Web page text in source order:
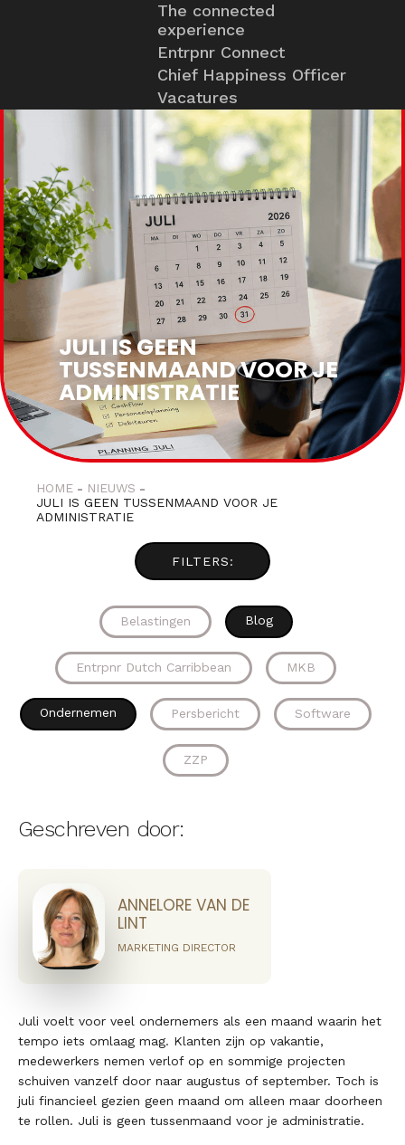
The connected
experience
Entrpnr Connect
Chief Happiness Officer
Vacatures
JULI IS GEEN
TUSSENMAAND VOOR JE
ADMINISTRATIE
HOME
NIEUWS
JULI IS GEEN TUSSENMAAND VOOR JE
ADMINISTRATIE
Belastingen Blog
Entrpnr Dutch Carribbean MKB
Ondernemen Persbericht Software
ZZP
Geschreven door:
ANNELORE VAN DE
LINT
MARKETING DIRECTOR
Juli voelt voor veel ondernemers als een maand waarin het
tempo iets omlaag mag. Klanten zijn op vakantie,
medewerkers nemen verlof op en sommige projecten
schuiven vanzelf door naar augustus of september. Toch is
juli financieel gezien geen maand om alleen maar doorheen
te rollen. Juli is geen tussenmaand voor je administratie.